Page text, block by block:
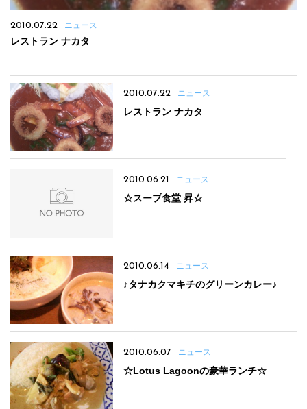
2010.07.22 ニュース
レストラン ナカタ
2010.07.22 ニュース
レストラン ナカタ
2010.06.21 ニュース
☆スープ食堂 昇☆
2010.06.14 ニュース
♪タナカクマキチのグリーンカレー♪
2010.06.07 ニュース
☆Lotus Lagoonの豪華ランチ☆